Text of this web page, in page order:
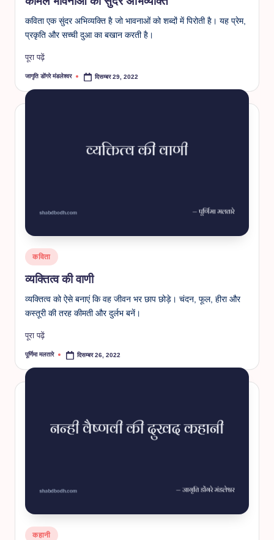
कविता एक सुंदर अभिव्यक्ति है जो भावनाओं को शब्दों में पिरोती है। यह प्रेम,
प्रकृति और सच्ची दुआ का बखान करती है।
पूरा पढ़ें
Posted
जागृति डोंगरे मंडलेश्वर दिसम्बर 29, 2022
Posted
in
कविता
व्यक्तित्व की वाणी
व्यक्तित्व को ऐसे बनाएं कि वह जीवन भर छाप छोड़े। चंदन, फूल, हीरा और
कस्तूरी की तरह कीमती और दुर्लभ बनें।
पूरा पढ़ें
Posted
पूर्णिमा मलतारे दिसम्बर 26, 2022
Posted
कहानी